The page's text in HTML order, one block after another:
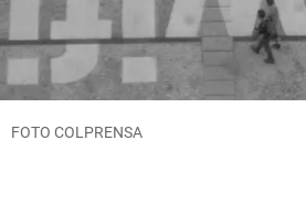
FOTO COLPRENSA